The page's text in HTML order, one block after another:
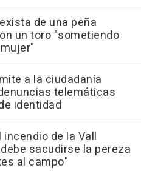
de una peña
un toro "sometiendo
a la ciudadanía
telemáticas
identidad
de la Vall
sacudirse la pereza
al campo"